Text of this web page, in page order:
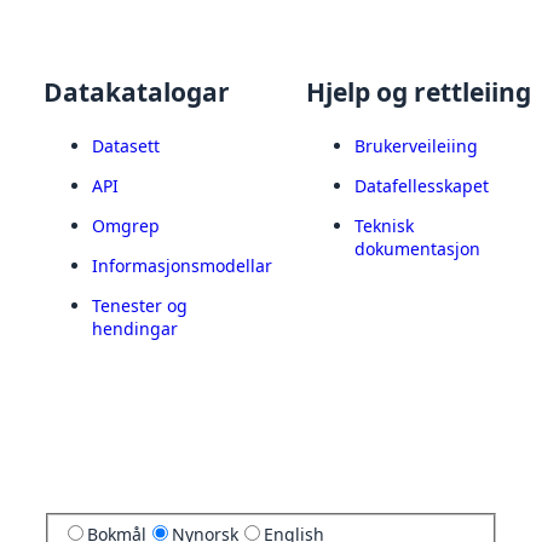
Datakatalogar
Datasett
API
Omgrep
Informasjonsmodellar
Tenester og
hendingar
Hjelp og rettleiing
Brukerveileiing
Datafellesskapet
Teknisk
dokumentasjon
Bokmål Nynorsk English